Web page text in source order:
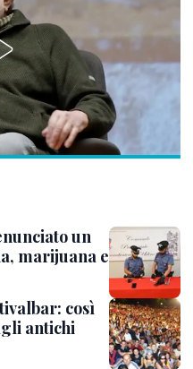
un
marijuana e
così
antichi